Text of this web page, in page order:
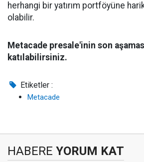
herhangi bir yatırım portföyüne
olabilir.
Metacade presale'inin son
katılabilirsiniz.
Etiketler :
Metacade
HABERE YORUM KAT